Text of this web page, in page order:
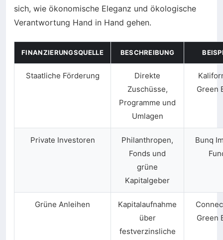
sich, wie ökonomische Eleganz und ökologische
Verantwortung Hand in Hand gehen.
FINANZIERUNGSQUELLE BESCHREIBUNG
Staatliche Förderung
Direkte
Zuschüsse,
Programme und
Umlagen
Green
Private Investoren
Philanthropen,
Fonds und
grüne
Kapitalgeber
Bunq
Grüne Anleihen
Kapitalaufnahme
über
festverzinsliche
Green